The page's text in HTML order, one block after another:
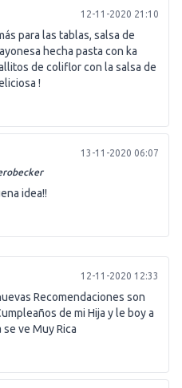
12-11-2020 21:10
para las tablas, salsa de
hecha pasta con ka
de coliflor con la salsa de
!
13-11-2020 06:07
idea!!
12-11-2020 12:33
Recomendaciones son
de mi Hija y le boy a
ve Muy Rica